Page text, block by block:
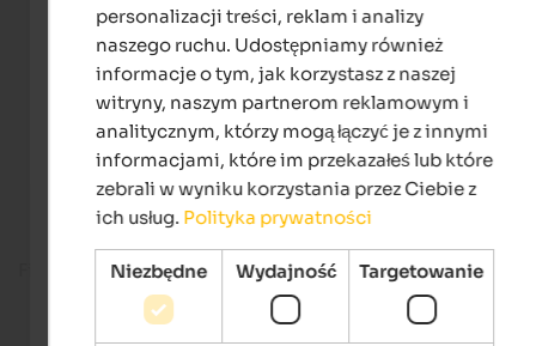
Fitness room
personalizacji treści, reklam i analizy
naszego ruchu. Udostępniamy również
informacje o tym, jak korzystasz z naszej
witryny, naszym partnerom reklamowym i
analitycznym, którzy mogą łączyć je z innymi
informacjami, które im przekazałeś lub które
zebrali w wyniku korzystania przez Ciebie z
ich usług. Polityka prywatności
Niezbędne Wydajność Targetowanie